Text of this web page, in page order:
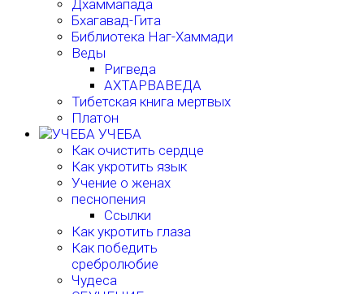
Дхаммапада
Бхагавад-Гита
Библиотека Наг-Хаммади
Веды
Ригведа
АХТАРВАВЕДА
Тибетская книга мертвых
Платон
УЧЕБА
Как очистить сердце
Как укротить язык
Учение о женах
песнопения
Ссылки
Как укротить глаза
Как победить
сребролюбие
Чудеса